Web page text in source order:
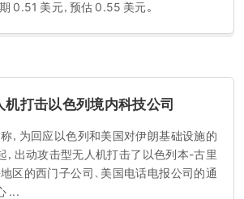
0.51 美元，预估 0.55 美元。
机打击以色列境内科技公司
，为回应以色列和美国对伊朗基础设施的
，出动攻击型无人机打击了以色列本-古里
区的西门子公司、美国电话电报公司的通
...